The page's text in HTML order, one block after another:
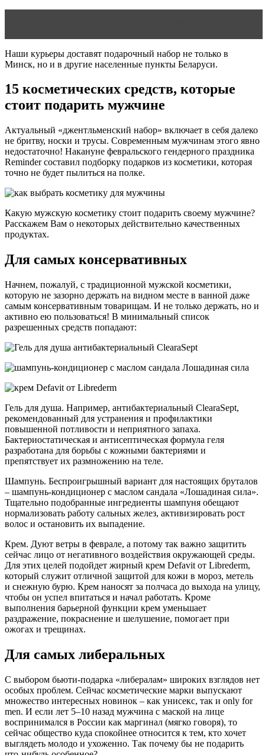
Наши курьеры доставят подарочный набор не только в
Минск, но и в другие населенные пункты Беларуси.
15 косметических средств, которые
стоит подарить мужчине
Актуальный «джентльменский набор» включает в себя далеко
не бритву, носки и трусы. Современным мужчинам этого явно
недостаточно! Накануне февральского гендерного праздника
Reminder составил подборку подарков из косметики, которая
точно не будет пылиться на полке.
Какую мужскую косметику стоит подарить своему мужчине?
Расскажем Вам о некоторых действительно качественных
продуктах.
Для самых консервативных
Начнем, пожалуй, с традиционной мужской косметики,
которую не зазорно держать на видном месте в ванной даже
самым консервативным товарищам. И не только держать, но и
активно ею пользоваться! В минимальный список
разрешенных средств попадают:
Гель для душа. Например, антибактериальный ClearaSept,
рекомендованный для устранения и профилактики
повышенной потливости и неприятного запаха.
Бактериостатическая и антисептическая формула геля
разработана для борьбы с кожными бактериями и
препятствует их размножению на теле.
Шампунь. Беспроигрышный вариант для настоящих бруталов
– шампунь-кондиционер с маслом сандала «Лошадиная сила».
Тщательно подобранные ингредиенты шампуня обещают
нормализовать работу сальных желез, активизировать рост
волос и остановить их выпадение.
Крем. Дуют ветры в феврале, а потому так важно защитить
сейчас лицо от негативного воздействия окружающей среды.
Для этих целей подойдет жирный крем Defavit от Librederm,
который служит отличной защитой для кожи в мороз, метель
и снежную бурю. Крем наносят за полчаса до выхода на улицу,
чтобы он успел впитаться и начал работать. Кроме
выполнения барьерной функции крем уменьшает
раздражение, покраснение и шелушение, помогает при
ожогах и трещинах.
Для самых либеральных
С выбором бьюти-подарка «либералам» широких взглядов нет
особых проблем. Сейчас косметические марки выпускают
множество интересных новинок – как унисекс, так и only for
men. И если лет 5–10 назад мужчина с маской на лице
воспринимался в России как маргинал (мягко говоря), то
сейчас общество куда спокойнее относится к тем, кто хочет
выглядеть молодо и ухоженно. Так почему бы не подарить